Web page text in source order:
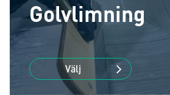
Golvlimning
Välj